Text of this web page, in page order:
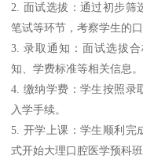
2. 面试选拔：通过初步筛
笔试等环节，考察学生的
3. 录取通知：面试选拔
知、学费标准等相关信息。
4. 缴纳学费：学生按照录
入学手续。
5. 开学上课：学生顺利完
式开始大理口腔医学预科班